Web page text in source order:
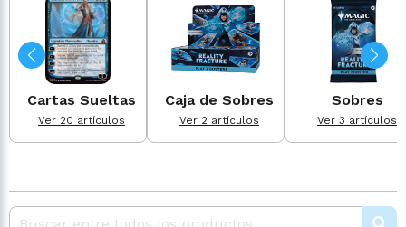
Cartas Sueltas
Ver 20 artículos
Caja de Sobres
Ver 2 artículos
Sobres
Ver 3 artículos